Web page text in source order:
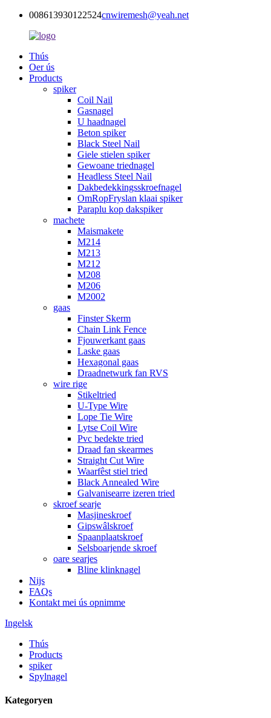
008613930122524cnwiremesh@yeah.net
Thús
Oer ús
Products
spiker
Coil Nail
Gasnagel
U haadnagel
Beton spiker
Black Steel Nail
Giele stielen spiker
Gewoane triednagel
Headless Steel Nail
Dakbedekkingsskroefnagel
OmRopFryslan klaai spiker
Paraplu kop dakspiker
machete
Maismakete
M214
M213
M212
M208
M206
M2002
gaas
Finster Skerm
Chain Link Fence
Fjouwerkant gaas
Laske gaas
Hexagonal gaas
Draadnetwurk fan RVS
wire rige
Stikeltried
U-Type Wire
Lope Tie Wire
Lytse Coil Wire
Pvc bedekte tried
Draad fan skearmes
Straight Cut Wire
Waarfêst stiel tried
Black Annealed Wire
Galvanisearre izeren tried
skroef searje
Masjineskroef
Gipswâlskroef
Spaanplaatskroef
Selsboarjende skroef
oare searjes
Bline klinknagel
Nijs
FAQs
Kontakt mei ús opnimme
Ingelsk
Thús
Products
spiker
Spylnagel
Kategoryen